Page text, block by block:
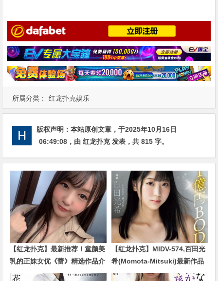
所属分类： 红龙扑克娱乐
版权声明：本站原创文章，于2025年10月16日
06:49:08 ，由红龙扑克发表，共 815 字。
【红龙扑克】最新推荐！童颜美
乳的正妹女优《蕾》精选作品介
绍……
【红龙扑克】MIDV-574,百田光
希(Momota-Mitsuki)最新作品
2024/01/02发布！